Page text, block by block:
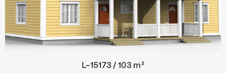
L-15173 / 103 m²